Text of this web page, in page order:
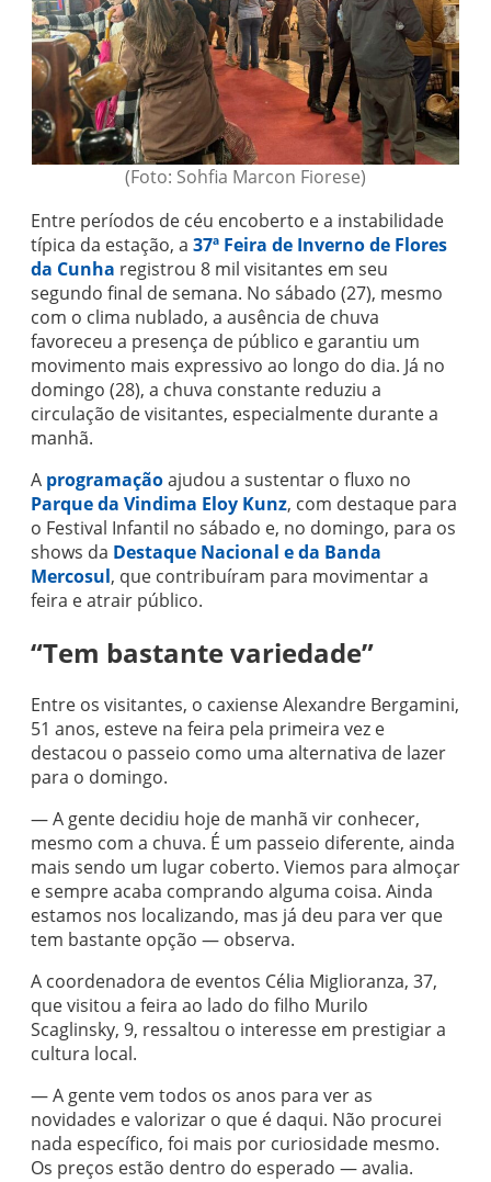
(Foto: Sohfia Marcon Fiorese)
Entre períodos de céu encoberto e a instabilidade
típica da estação, a 37ª Feira de Inverno de Flores
da Cunha registrou 8 mil visitantes em seu
segundo final de semana. No sábado (27), mesmo
com o clima nublado, a ausência de chuva
favoreceu a presença de público e garantiu um
movimento mais expressivo ao longo do dia. Já no
domingo (28), a chuva constante reduziu a
circulação de visitantes, especialmente durante a
manhã.
A programaçãoajudou a sustentar o fluxo no
Parque da Vindima Eloy Kunz, com destaque para
o Festival Infantil no sábado e, no domingo, para os
shows da Destaque Nacional e da Banda
Mercosul, que contribuíram para movimentar a
feira e atrair público.
“Tem bastante variedade”
Entre os visitantes, o caxiense Alexandre Bergamini,
51 anos, esteve na feira pela primeira vez e
destacou o passeio como uma alternativa de lazer
para o domingo.
— A gente decidiu hoje de manhã vir conhecer,
mesmo com a chuva. É um passeio diferente, ainda
mais sendo um lugar coberto. Viemos para almoçar
e sempre acaba comprando alguma coisa. Ainda
estamos nos localizando, mas já deu para ver que
tem bastante opção — observa.
A coordenadora de eventos Célia Miglioranza, 37,
que visitou a feira ao lado do filho Murilo
Scaglinsky, 9, ressaltou o interesse em prestigiar a
cultura local.
— A gente vem todos os anos para ver as
novidades e valorizar o que é daqui. Não procurei
nada específico, foi mais por curiosidade mesmo.
Os preços estão dentro do esperado — avalia.